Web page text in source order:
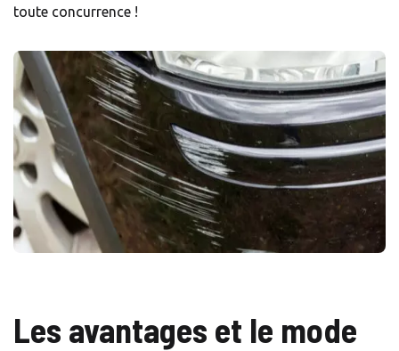
toute concurrence !
Les avantages et le mode